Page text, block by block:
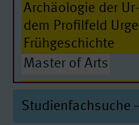
Archäologie der
dem Profilfeld
Frühgeschichte
Master of Arts
Studienfachsuche